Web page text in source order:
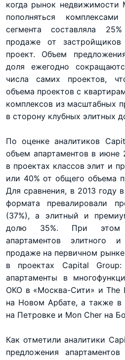
когда рынок недвижимости
пополняться
сегмента составляла
продаже от
проект. Объем
доля ежегодно
числа самих проектов,
объема проектов с
комплексов из масштабных
в сторону клубных элитных
По оценке аналитиков
объем апартаментов в июне
в проектах классов элит и
или 40% от общего объема
Для сравнения, в 2013 году
формата превалировали
(37%), а элитный и
долю 35%. При этом
апартаментов элитного
продаже на первичном
в проектах Capital Group:
апартаменты в
ОКО в «Москва-Сити» и The
на Новом Арбате, а также в
на Петровке и Mon Cher на
Как отметили аналитики
предложения